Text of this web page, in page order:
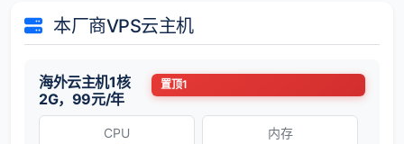
本厂商VPS云主机
海外云主机1核
2G，99元/年
置顶1
CPU 内存